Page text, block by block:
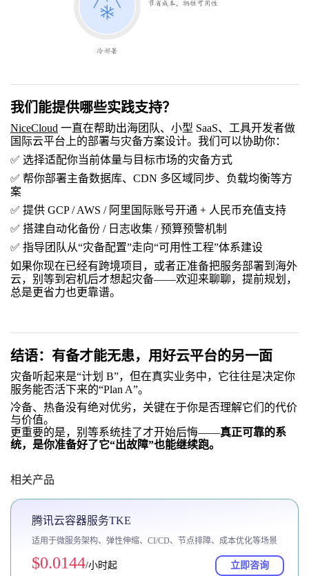
我们能提供哪些实践支持？
NiceCloud 一直在帮助出海团队、小型 SaaS、工具开发者做
国际云平台上的部署与灾备方案设计。我们可以协助你：
✅ 选择适配你当前体量与目标市场的灾备方式
✅ 帮你部署主备数据库、CDN 多区域同步、负载均衡等方
案
✅ 提供 GCP / AWS / 阿里国际账号开通 + 人民币充值支持
✅ 搭建自动化备份 / 日志收集 / 预算预警机制
✅ 指导团队从“灾备配置”走向“可用性工程”体系建设
如果你现在已经有跨境项目，或者正准备把服务部署到海外
云，别等到宕机后才想起灾备——欢迎来聊聊，提前规划，
总是更省力也更靠谱。
结语：有备才能无患，用好云平台的另一面
灾备听起来是“计划 B”，但在真实业务中，它往往是决定你
服务能否活下来的“Plan A”。
冷备、热备没有绝对优劣，关键在于你是否理解它们的代价
与价值。
更重要的是，别等系统挂了才开始后悔——真正可靠的系
统，是你准备好了它“出故障”也能继续跑。
相关产品
腾讯云容器服务TKE
适用于微服务架构、弹性伸缩、CI/CD、节点排障、成本优化等场景
$0.0144/小时起 立即咨询